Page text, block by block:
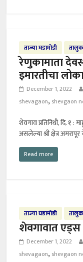
ताज्या घडामोडी
रेणुकामाता
इमारतीचा
December 1, 2022
shevagaon, shevgaon
शेवगाव प्रतिनिधी, दि. १ :
असलेल्या श्री क्षेत्र
Read more
ताज्या घडामोडी
शेवगावात
December 1, 2022
shevagaon, shevgaon